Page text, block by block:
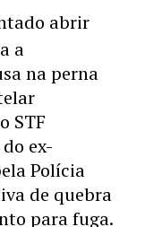
abrir
a
na perna
STF
ex-
Polícia
de quebra
para fuga.